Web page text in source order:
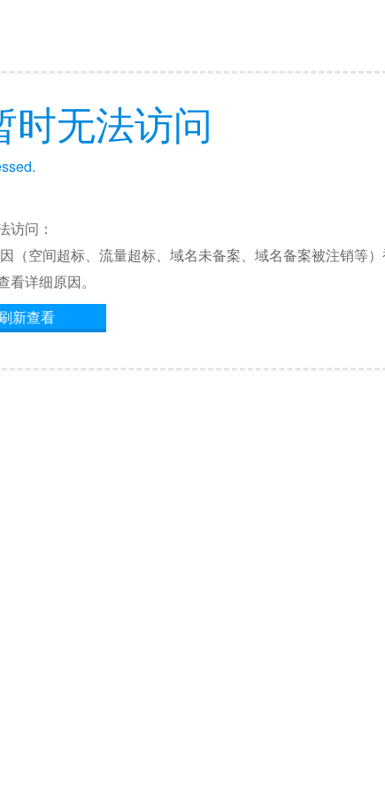
时无法访问
访问：
（空间超标、流量超标、域名未备案、域名备案被注销等）
看详细原因。
刷新查看